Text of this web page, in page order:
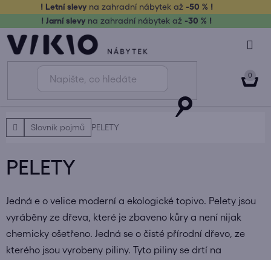
obsah
! Letní slevy na zahradní nábytek až-50 % !
! Jarní slevy na zahradní nábytek až -30 % !
DomůSlovník pojmů PELETY
PELETY
Jedná e o velice moderní a ekologické topivo. Pelety jsou
vyráběny ze dřeva, které je zbaveno kůry a není nijak
chemicky ošetřeno. Jedná se o čisté přírodní dřevo, ze
kterého jsou vyrobeny piliny. Tyto piliny se drtí na